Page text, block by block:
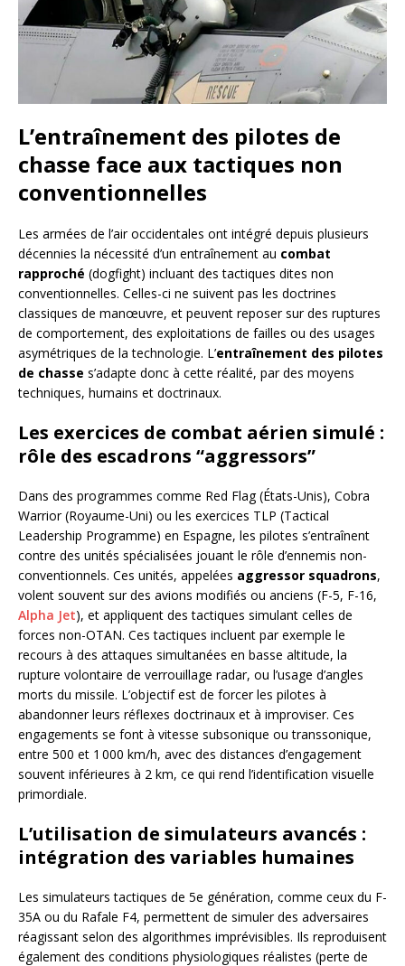
L’entraînement des pilotes de
chasse face aux tactiques non
conventionnelles
Les armées de l’air occidentales ont intégré depuis plusieurs
décennies la nécessité d’un entraînement au combat
rapproché (dogfight) incluant des tactiques dites non
conventionnelles. Celles-ci ne suivent pas les doctrines
classiques de manœuvre, et peuvent reposer sur des ruptures
de comportement, des exploitations de failles ou des usages
asymétriques de la technologie. L’entraînement des pilotes
de chasse s’adapte donc à cette réalité, par des moyens
techniques, humains et doctrinaux.
Les exercices de combat aérien simulé :
rôle des escadrons “aggressors”
Dans des programmes comme Red Flag (États-Unis), Cobra
Warrior (Royaume-Uni) ou les exercices TLP (Tactical
Leadership Programme) en Espagne, les pilotes s’entraînent
contre des unités spécialisées jouant le rôle d’ennemis non-
conventionnels. Ces unités, appelées aggressor squadrons,
volent souvent sur des avions modifiés ou anciens (F-5, F-16,
Alpha Jet), et appliquent des tactiques simulant celles de
forces non-OTAN. Ces tactiques incluent par exemple le
recours à des attaques simultanées en basse altitude, la
rupture volontaire de verrouillage radar, ou l’usage d’angles
morts du missile. L’objectif est de forcer les pilotes à
abandonner leurs réflexes doctrinaux et à improviser. Ces
engagements se font à vitesse subsonique ou transsonique,
entre 500 et 1 000 km/h, avec des distances d’engagement
souvent inférieures à 2 km, ce qui rend l’identification visuelle
primordiale.
L’utilisation de simulateurs avancés :
intégration des variables humaines
Les simulateurs tactiques de 5e génération, comme ceux du F-
35A ou du Rafale F4, permettent de simuler des adversaires
réagissant selon des algorithmes imprévisibles. Ils reproduisent
également des conditions physiologiques réalistes (perte de